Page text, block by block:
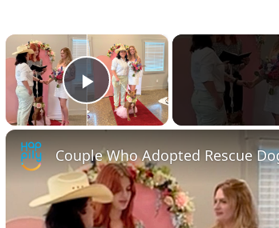
×
Play Video
Couple Who Adopted Rescue